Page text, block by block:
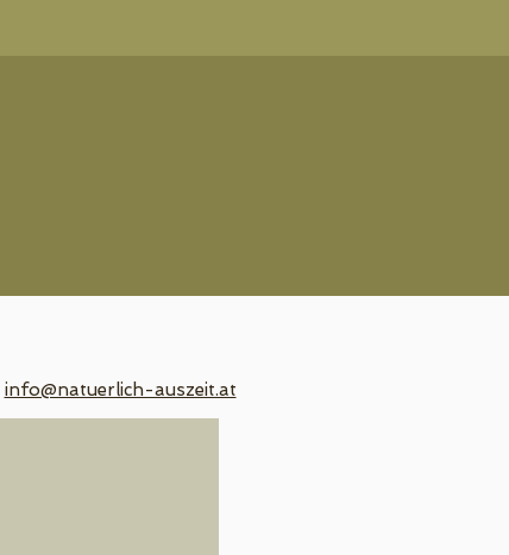
info@natuerlich-auszeit.at